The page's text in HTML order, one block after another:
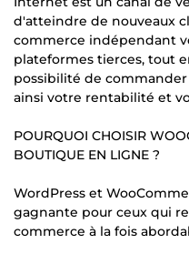
d'atteindre de nouveaux
commerce indépendant
plateformes tierces, tout
possibilité de
ainsi votre rentabilité et
POURQUOI CHOISIR
BOUTIQUE EN LIGNE ?
WordPress et
gagnante pour ceux qui
commerce à la fois